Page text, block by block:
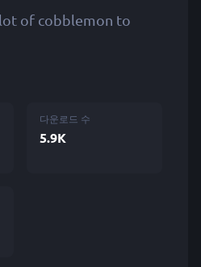
of cobblemon to
다운로드 수
5.9K